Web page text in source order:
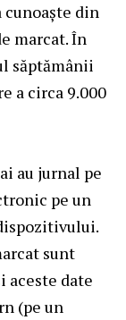
cunoaște din
marcat. În
săptămânii
a circa 9.000
au jurnal pe
pe un
sunt
aceste date
(pe un